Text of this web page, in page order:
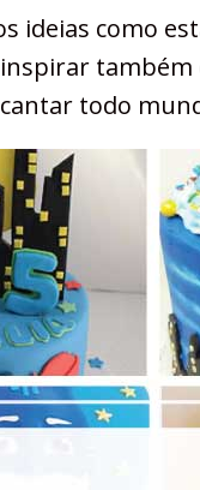
ideias como
todo